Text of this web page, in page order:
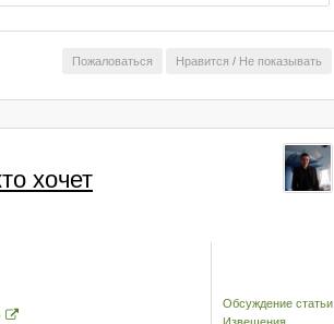
Нравится / Не показывать
Пожаловаться
хочет
Обсуждение статьи